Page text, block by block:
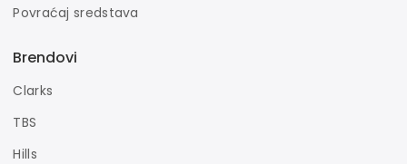
Povraćaj sredstava
Brendovi
Clarks
TBS
Hills